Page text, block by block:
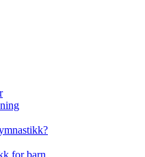
for barn